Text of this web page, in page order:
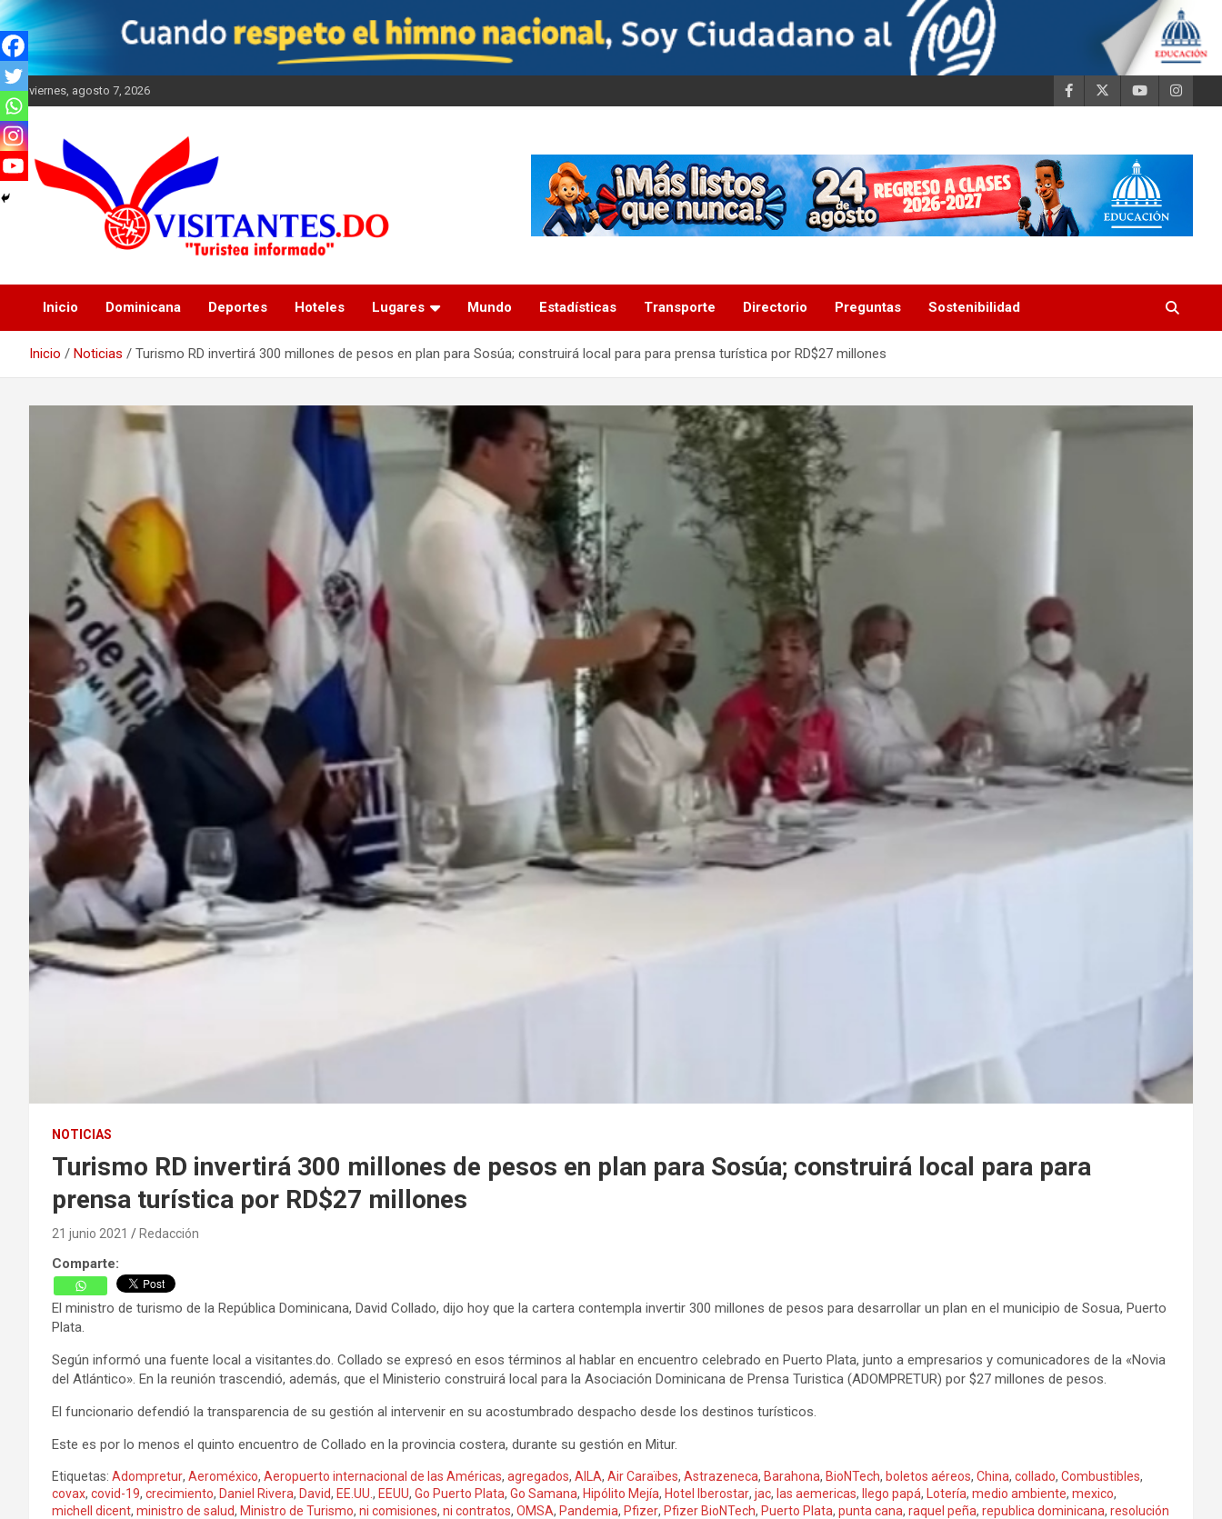
Saltar
al
contenido
viernes, agosto 7, 2026
Visitantes
Inicio Dominicana Deportes Hoteles Lugares Mundo Estadísticas Transporte Directorio Preguntas Sostenibilidad
Inicio Noticias Turismo RD invertirá 300 millones de pesos en plan para Sosúa; construirá local para para prensa turística por RD$27 millones
NOTICIAS
Turismo RD invertirá 300 millones de pesos en plan para Sosúa; construirá local para para
prensa turística por RD$27 millones
21 junio 2021 Redacción
Comparte:
El ministro de turismo de la República Dominicana, David Collado, dijo hoy que la cartera contempla invertir 300 millones de pesos para desarrollar un plan en el municipio de Sosua, Puerto
Plata.
Según informó una fuente local a visitantes.do. Collado se expresó en esos términos al hablar en encuentro celebrado en Puerto Plata, junto a empresarios y comunicadores de la «Novia
del Atlántico». En la reunión trascendió, además, que el Ministerio construirá local para la Asociación Dominicana de Prensa Turistica (ADOMPRETUR) por $27 millones de pesos.
El funcionario defendió la transparencia de su gestión al intervenir en su acostumbrado despacho desde los destinos turísticos.
Este es por lo menos el quinto encuentro de Collado en la provincia costera, durante su gestión en Mitur.
Etiquetas: Adompretur, Aeroméxico, Aeropuerto internacional de las Américas, agregados, AILA, Air Caraïbes, Astrazeneca, Barahona, BioNTech, boletos aéreos, China, collado, Combustibles,
covax, covid-19, crecimiento, Daniel Rivera, David, EE.UU. , EEUU, Go Puerto Plata, Go Samana, Hipólito Mejía, Hotel Iberostar, jac, las aemericas, llego papá, Lotería, medio ambiente, mexico,
michell dicent, ministro de salud, Ministro de Turismo, ni comisiones, ni contratos, OMSA, Pandemia, Pfizer, Pfizer BioNTech, Puerto Plata, punta cana, raquel peña, republica dominicana, resolución